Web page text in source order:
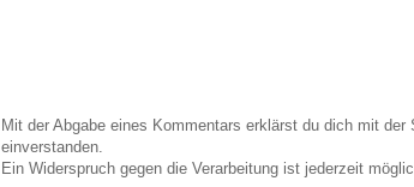
Mit der Abgabe eines Kommentars erklärst du dich mit
einverstanden.
Ein Widerspruch gegen die Verarbeitung ist jederzeit